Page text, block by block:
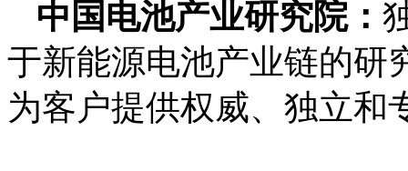
中国电池产业研究院：
于新能源电池产业链的研
为客户提供权威、独立和